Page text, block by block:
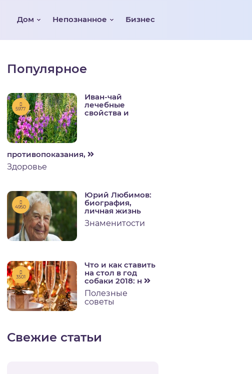
Дом Непознанное Бизнес
Популярное
5977
Иван-чай
лечебные
свойства и
противопоказания,
Здоровье
4950
Юрий Любимов:
биография,
личная жизнь
Знаменитости
3501
Что и как ставить
на стол в год
собаки 2018: н
Полезные
советы
Свежие статьи